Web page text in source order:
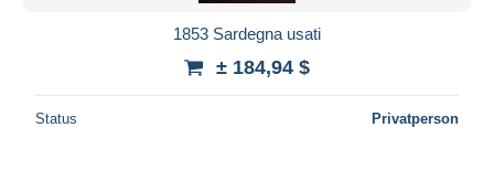
1853 Sardegna usati
± 184,94 $
Status Privatperson